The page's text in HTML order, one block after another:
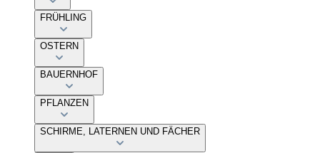
FRÜHLING
OSTERN
BAUERNHOF
PFLANZEN
SCHIRME, LATERNEN UND FÄCHER